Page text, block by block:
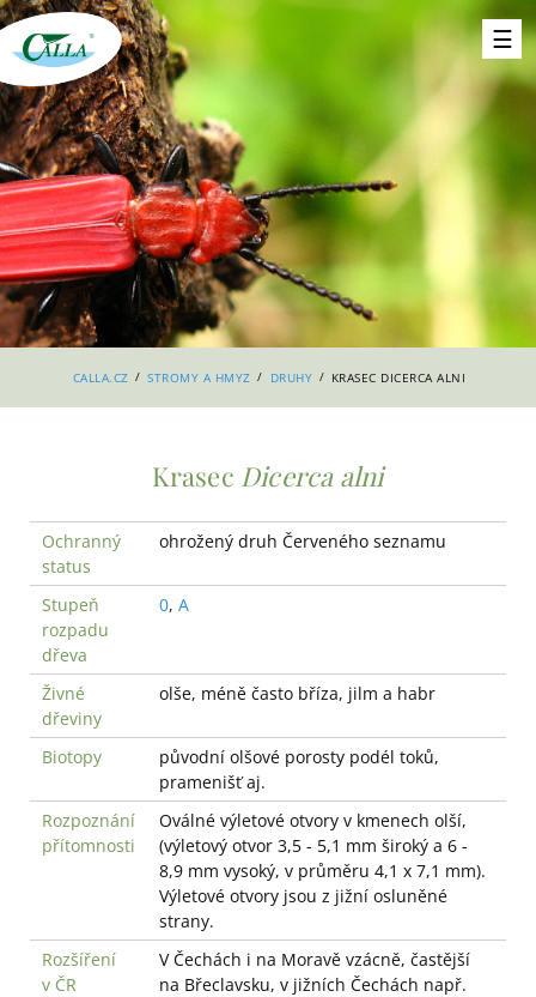
CALLA.CZ / STROMY A HMYZ / DRUHY / KRASEC DICERCA ALNI
Krasec Dicerca alni
Ochranný
status
ohrožený druh Červeného seznamu
Stupeň
rozpadu
dřeva
0, A
Živné
dřeviny
olše, méně často bříza, jilm a habr
Biotopy
původní olšové porosty podél toků,
pramenišť aj.
Rozpoznání
přítomnosti
Oválné výletové otvory v kmenech olší,
(výletový otvor 3,5 - 5,1 mm široký a 6 -
8,9 mm vysoký, v průměru 4,1 x 7,1 mm).
Výletové otvory jsou z jižní osluněné
strany.
Rozšíření
v ČR
V Čechách i na Moravě vzácně, častější
na Břeclavsku, v jižních Čechách např.